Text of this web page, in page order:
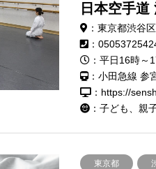
日本空手
：東京都渋谷
：
：平日16時
：小田急線 参
：https://
：子ども、親
東京都